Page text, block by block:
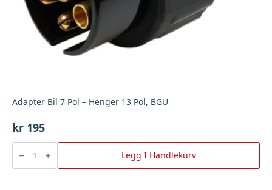
Adapter Bil 7 Pol – Henger 13 Pol, BGU
kr 195
Adapter
Pol
Legg I Handlekurv